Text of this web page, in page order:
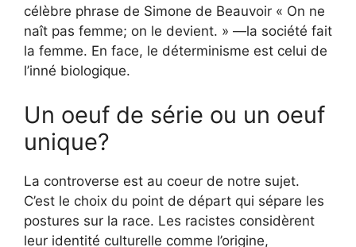
célèbre phrase de Simone de Beauvoir « On ne
naît pas femme; on le devient. » —la société fait
la femme. En face, le déterminisme est celui de
l’inné biologique.
Un oeuf de série ou un oeuf
unique?
La controverse est au coeur de notre sujet.
C’est le choix du point de départ qui sépare les
postures sur la race. Les racistes considèrent
leur identité culturelle comme l’origine,